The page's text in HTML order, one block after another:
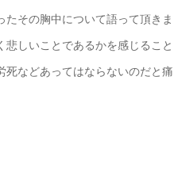
その胸中について語って頂きま
しいことであるかを感じること
死などあってはならないのだと痛